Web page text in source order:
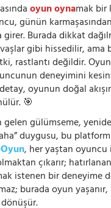
oyun oynamak bir
günün
Burada dikkat
gibi hissedilir, ama
rastlantı değildir.
deneyimini
oyunun doğal
🎯
gelen gülümseme,
duygusu, bu
, her yaştan
çıkarır;
istenen bir deneyime
burada oyun
dönüşür.